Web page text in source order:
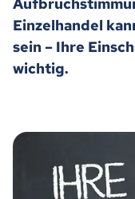
Einzelhandel
sein – Ihre
wichtig.